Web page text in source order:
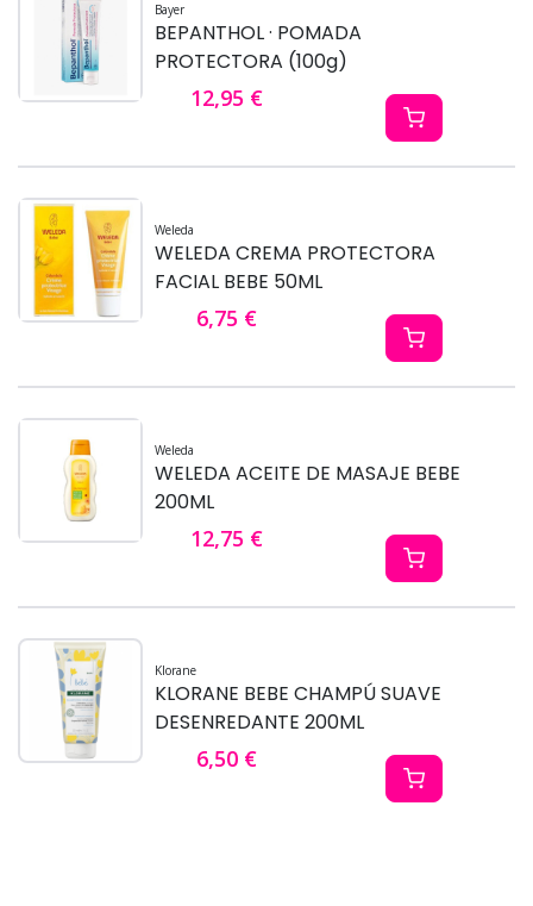
Bayer
BEPANTHOL · POMADA
PROTECTORA (100g)
12,95 €
Weleda
WELEDA CREMA PROTECTORA
FACIAL BEBE 50ML
6,75 €
Weleda
WELEDA ACEITE DE MASAJE BEBE
200ML
12,75 €
Klorane
KLORANE BEBE CHAMPÚ SUAVE
DESENREDANTE 200ML
6,50 €